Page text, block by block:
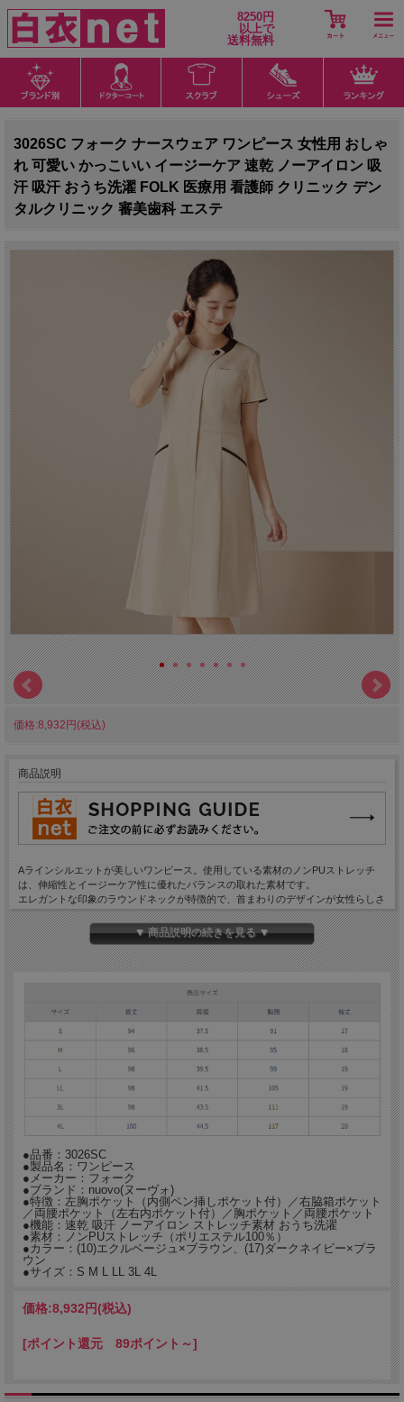
8250円
以上で
送料無料
3026SC フォーク ナースウェア ワンピース 女性用 おしゃ
れ 可愛い かっこいい イージーケア 速乾 ノーアイロン 吸
汗 吸汗 おうち洗濯 FOLK 医療用 看護師 クリニック デン
タルクリニック 審美歯科 エステ
価格:8,932円(税込)
商品説明
Aラインシルエットが美しいワンピース。使用している素材のノンPUストレッチ
は、伸縮性とイージーケア性に優れたバランスの取れた素材です。
エレガントな印象のラウンドネックが特徴的で、首まわりのデザインが女性らしさ
を演出。
便利なループや複数のポケットが備わっています。履いて着られるワンピースなの
で、着脱時に髪が乱れたりメイクが崩れる心配がなく安心。
シンプルでありながら、首元や袖口、ポケット口に部分的に施された配色がオシャ
レなワンピースです。
▼ 商品説明の続きを見る ▼
●品番：3026SC
●製品名：ワンピース
●メーカー：フォーク
●ブランド：nuovo(ヌーヴォ)
●特徴：左胸ポケット（内側ペン挿しポケット付）／右脇箱ポケット
／両腰ポケット（左右内ポケット付）／胸ポケット／両腰ポケット
●機能：速乾 吸汗 ノーアイロン ストレッチ素材 おうち洗濯
●素材：ノンPUストレッチ（ポリエステル100％）
●カラー：(10)エクルベージュ×ブラウン、(17)ダークネイビー×ブラ
ウン
●サイズ：S M L LL 3L 4L
価格:8,932円(税込)
[ポイント還元 89ポイント～]